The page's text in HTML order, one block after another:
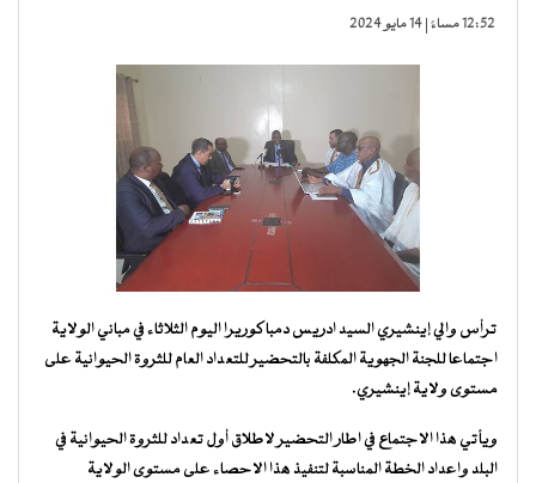
12:52 مساءً | 14 مايو 2024
ترأس والي إينشيري السيد ادريس دمبا كوريرا اليوم الثلاثاء في مباني الولاية
اجتماعا للجنة الجهوية المكلفة بالتحضير للتعداد العام للثروة الحيوانية على
مستوى ولاية إينشيري.
ويأتي هذا الاجتماع في اطار التحضير لاطلاق أول تعداد للثروة الحيوانية في
البلد واعداد الخطة المناسبة لتنفيذ هذا الاحصاء على مستوى الولاية